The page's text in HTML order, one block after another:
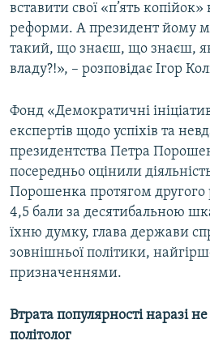
вставити свої «п’ять
реформи. А президент йому
такий, що знаєш, що знаєш,
владу?!», – розповідає Ігор
Фонд «Демократичні
експертів щодо успіхів та
президентства Петра
посередньо оцінили
Порошенка протягом другого
4,5 бали за десятибальною
їхню думку, глава держави
зовнішньої політики,
призначеннями.
Втрата популярності наразі
політолог